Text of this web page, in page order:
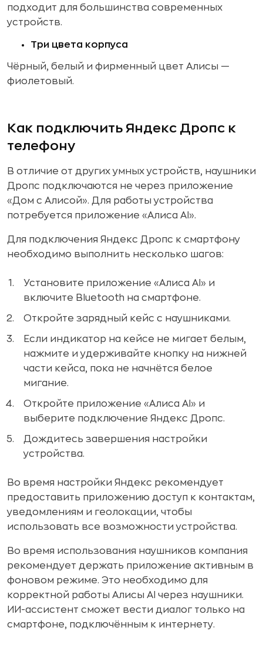
подходит для большинства современных
устройств.
Три цвета корпуса
Чёрный, белый и фирменный цвет Алисы —
фиолетовый.
Как подключить Яндекс Дропс к
телефону
В отличие от других умных устройств, наушники
Дропс подключаются не через приложение
«Дом с Алисой». Для работы устройства
потребуется приложение «Алиса AI».
Для подключения Яндекс Дропс к смартфону
необходимо выполнить несколько шагов:
Установите приложение «Алиса AI» и
включите Bluetooth на смартфоне.
Откройте зарядный кейс с наушниками.
Если индикатор на кейсе не мигает белым,
нажмите и удерживайте кнопку на нижней
части кейса, пока не начнётся белое
мигание.
Откройте приложение «Алиса AI» и
выберите подключение Яндекс Дропс.
Дождитесь завершения настройки
устройства.
Во время настройки Яндекс рекомендует
предоставить приложению доступ к контактам,
уведомлениям и геолокации, чтобы
использовать все возможности устройства.
Во время использования наушников компания
рекомендует держать приложение активным в
фоновом режиме. Это необходимо для
корректной работы Алисы AI через наушники.
ИИ-ассистент сможет вести диалог только на
смартфоне, подключённым к интернету.